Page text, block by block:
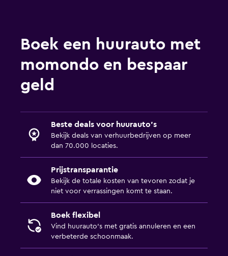
Boek een huurauto met
momondo en bespaar
geld
Beste deals voor huurauto's
Bekijk deals van verhuurbedrijven op meer
dan 70.000 locaties.
Prijstransparantie
Bekijk de totale kosten van tevoren zodat je
niet voor verrassingen komt te staan.
Boek flexibel
Vind huurauto's met gratis annuleren en een
verbeterde schoonmaak.